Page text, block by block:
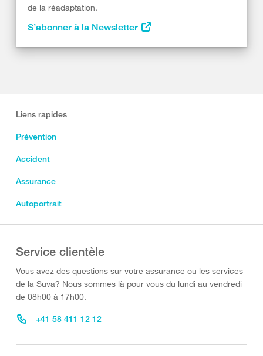
de la réadaptation.
S’abonner à la Newsletter
Liens rapides
Prévention
Accident
Assurance
Autoportrait
Service clientèle
Vous avez des questions sur votre assurance ou les services
de la Suva? Nous sommes là pour vous du lundi au vendredi
de 08h00 à 17h00.
+41 58 411 12 12